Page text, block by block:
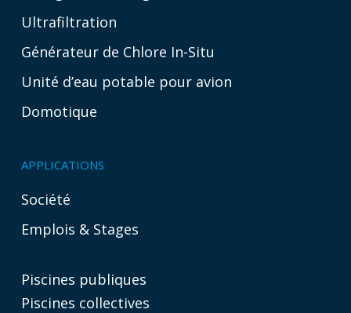
Ultrafiltration
Générateur de Chlore In-Situ
Unité d’eau potable pour avion
Domotique
APPLICATIONS
Société
Emplois & Stages
Piscines publiques
Piscines collectives